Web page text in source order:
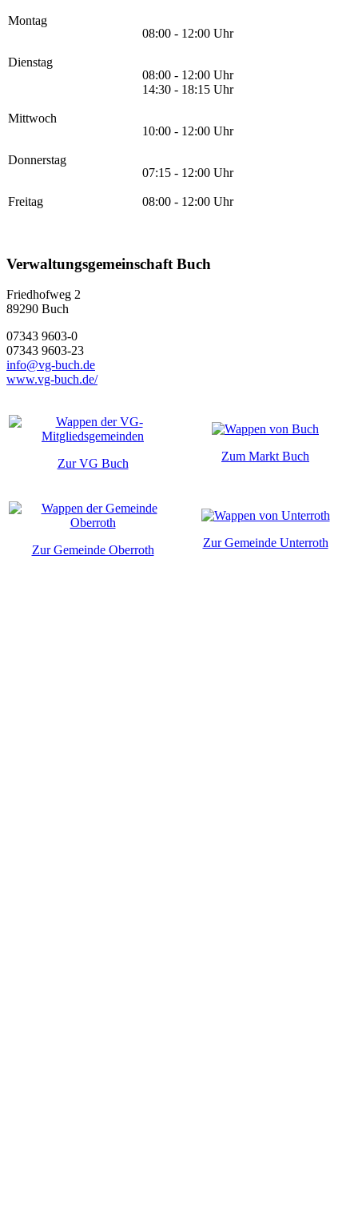
Montag
08:00 - 12:00 Uhr
Dienstag
08:00 - 12:00 Uhr
14:30 - 18:15 Uhr
Mittwoch
10:00 - 12:00 Uhr
Donnerstag
07:15 - 12:00 Uhr
Freitag 08:00 - 12:00 Uhr
Verwaltungsgemeinschaft Buch
Friedhofweg 2
89290 Buch
07343 9603-0
07343 9603-23
info@vg-buch.de
www.vg-buch.de/
Zur VG Buch
Zum Markt Buch
Zur Gemeinde Oberroth
Zur Gemeinde Unterroth